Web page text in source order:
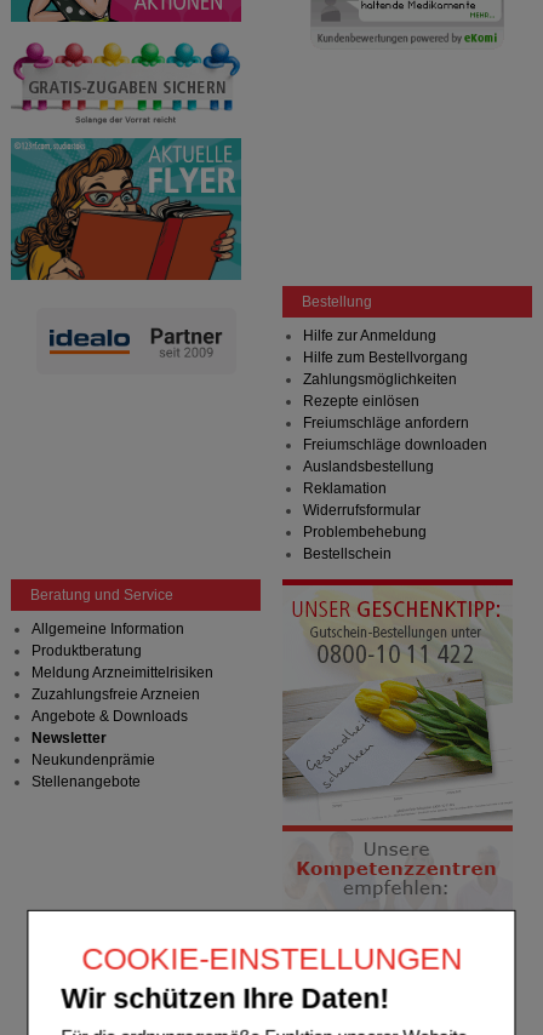
COOKIE-EINSTELLUNGEN
Wir schützen Ihre Daten!
Bestellung
Hilfe zur Anmeldung
Hilfe zum Bestellvorgang
Zahlungsmöglichkeiten
Rezepte einlösen
Freiumschläge anfordern
Freiumschläge downloaden
Auslandsbestellung
Reklamation
Widerrufsformular
Problembehebung
Bestellschein
Beratung und Service
Allgemeine Information
Produktberatung
Meldung Arzneimittelrisiken
Zuzahlungsfreie Arzneien
Angebote & Downloads
Newsletter
Neukundenprämie
Stellenangebote